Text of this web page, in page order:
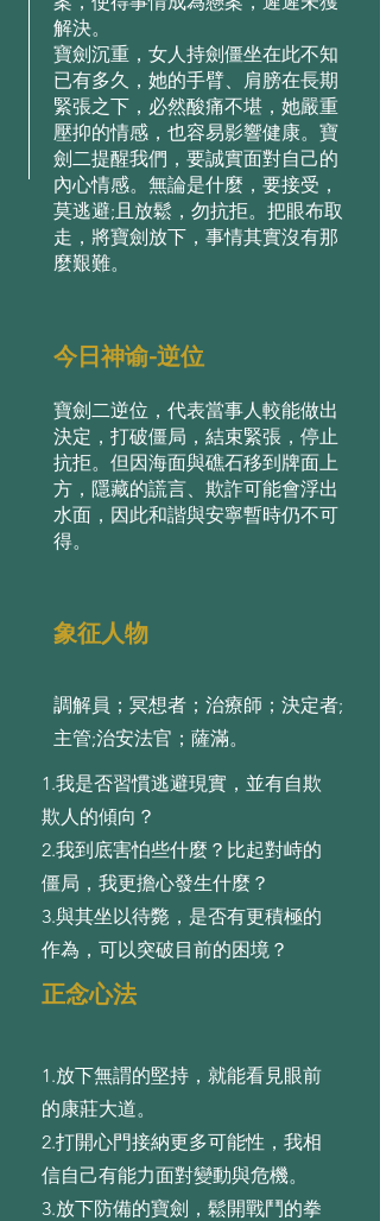
解決。
寶劍沉重，⼥⼈持劍僵坐在此不知
已有多久，她的⼿臂、肩膀在⻑期
緊張之下，必然酸痛不堪，她嚴重
壓抑的情感，也容易影響健康。寶
劍⼆提醒我們，要誠實⾯對⾃⼰的
內⼼情感。無論是什麼，要接受，
莫逃避;且放鬆，勿抗拒。把眼布取
⾛，將寶劍放下，事情其實沒有那
麼艱難。
今日神谕-逆位
寶劍⼆逆位，代表當事⼈較能做出
決定，打破僵局，結束緊張，停⽌
抗拒。但因海⾯與礁⽯移到牌⾯上
⽅，隱藏的謊⾔、欺詐可能會浮出
⽔⾯，因此和諧與安寧暫時仍不可
得。
象征人物
調解員；冥想者；治療師；決定者;
主管;治安法官；薩滿。
1.我是否習慣逃避現實，並有⾃欺
欺⼈的傾向？
2.我到底害怕些什麼？⽐起對峙的
僵局，我更擔⼼發⽣什麼？
3.與其坐以待斃，是否有更積極的
作為，可以突破⽬前的困境？
正念心法
1.放下無謂的堅持，就能看⾒眼前
的康莊⼤道。
2.打開⼼⾨接納更多可能性，我相
信⾃⼰有能⼒⾯對變動與危機。
3.放下防備的寶劍，鬆開戰⾾的拳